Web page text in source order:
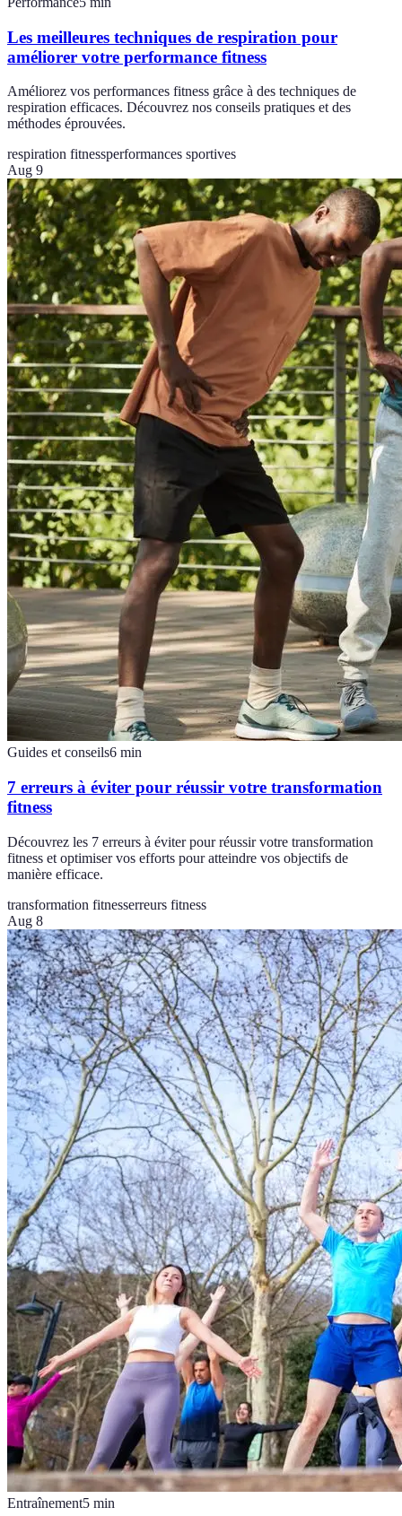
Les meilleures techniques de respiration pour
améliorer votre performance fitness
Améliorez vos performances fitness grâce à des techniques de
respiration efficaces. Découvrez nos conseils pratiques et des
méthodes éprouvées.
respiration fitnessperformances sportives
Aug 9
Guides et conseils6 min
7 erreurs à éviter pour réussir votre transformation
fitness
Découvrez les 7 erreurs à éviter pour réussir votre transformation
fitness et optimiser vos efforts pour atteindre vos objectifs de
manière efficace.
transformation fitnesserreurs fitness
Aug 8
Entraînement5 min